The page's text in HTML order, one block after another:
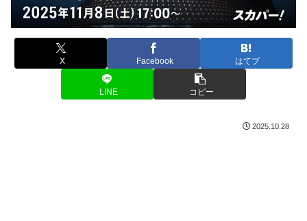
X Facebook はてブ
LINE コピー
2025.10.28